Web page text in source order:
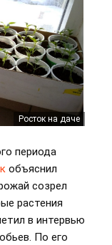
Росток на даче
периода
объяснил
созрел
растения
в интервью
По его